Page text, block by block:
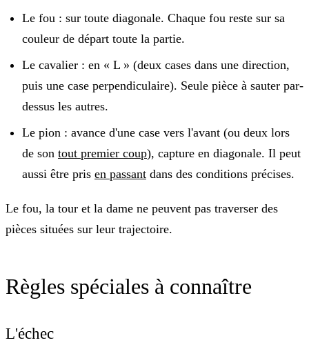
Le fou : sur toute diagonale. Chaque fou reste sur sa
couleur de départ toute la partie.
Le cavalier : en « L » (deux cases dans une direction,
puis une case perpendiculaire). Seule pièce à sauter par-
dessus les autres.
Le pion : avance d'une case vers l'avant (ou deux lors
de son tout premier coup), capture en diagonale. Il peut
aussi être pris en passant dans des conditions précises.
Le fou, la tour et la dame ne peuvent pas traverser des
pièces situées sur leur trajectoire.
Règles spéciales à connaître
L'échec